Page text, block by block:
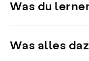
Was du
Was alles